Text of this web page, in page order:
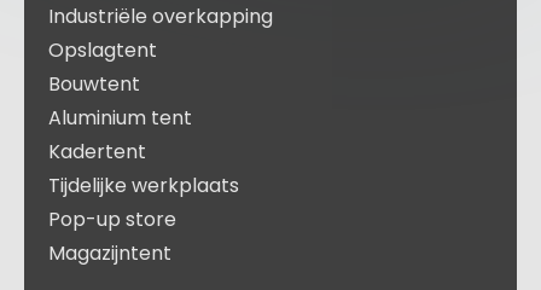
Industriële overkapping
Opslagtent
Bouwtent
Aluminium tent
Kadertent
Tijdelijke werkplaats
Pop-up store
Magazijntent